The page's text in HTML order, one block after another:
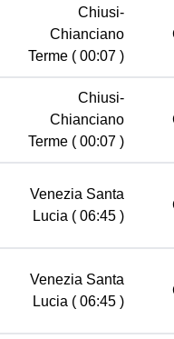
Chiusi-
Chianciano
Terme ( 00:07 )
Chiusi-
Chianciano
Terme ( 00:07 )
Venezia Santa
Lucia ( 06:45 )
Venezia Santa
Lucia ( 06:45 )